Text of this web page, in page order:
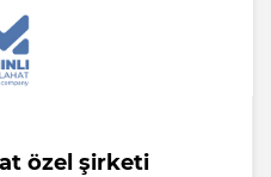
özel şirketi